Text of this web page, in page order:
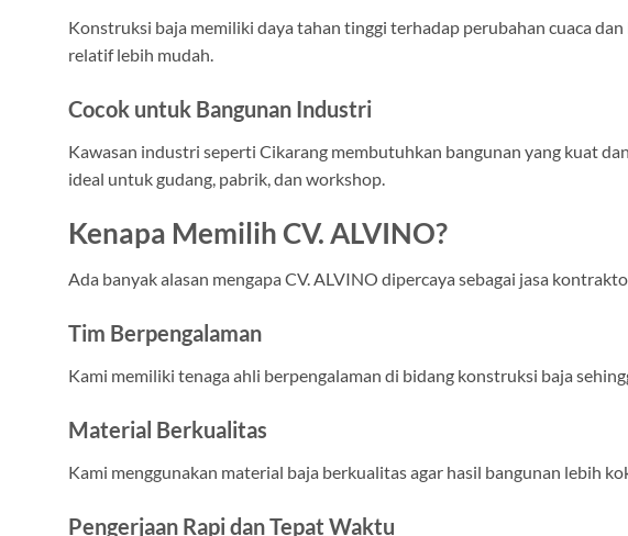
Konstruksi baja memiliki daya tahan tinggi terhadap perubahan cuaca
relatif lebih mudah.
Cocok untuk Bangunan Industri
Kawasan industri seperti Cikarang membutuhkan bangunan yang kuat
ideal untuk gudang, pabrik, dan workshop.
Kenapa Memilih CV. ALVINO?
Ada banyak alasan mengapa CV. ALVINO dipercaya sebagai jasa
Tim Berpengalaman
Kami memiliki tenaga ahli berpengalaman di bidang konstruksi baja
Material Berkualitas
Kami menggunakan material baja berkualitas agar hasil bangunan lebih
Pengerjaan Rapi dan Tepat Waktu